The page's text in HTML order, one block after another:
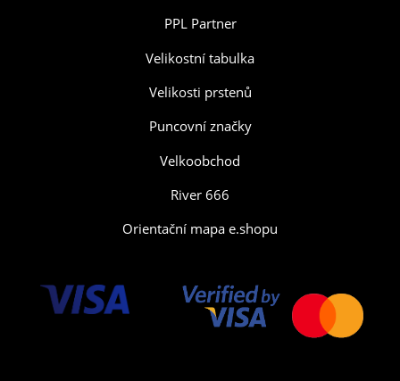
PPL Partner
Velikostní tabulka
Velikosti prstenů
Puncovní značky
Velkoobchod
River 666
Orientační mapa e.shopu